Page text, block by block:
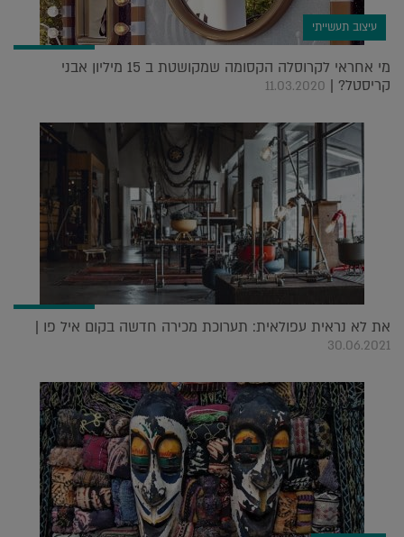
עיצוב תעשייתי
מי אחראי לקרוסלה הקסומה שמקושטת ב 15 מיליון אבני
קריסטל? | 11.03.2020
את לא נראית עפולאית: תערוכת מכירה חדשה בקום איל פו |
30.06.2021